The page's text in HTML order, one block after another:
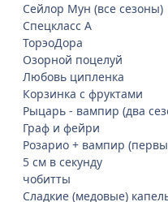
Сейлор Мун (все сезоны)
Спецкласс А
ТорэоДора
Озорной поцелуй
Любовь ципленка
Корзинка с фруктами
Рыцарь - вампир (два
Граф и фейри
Розарио + вампир
5 см в секунду
чобитты
Сладкие (медовые)